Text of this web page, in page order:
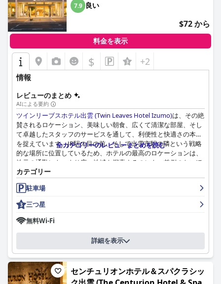
客室は一貫して清潔で快適、かつ効率的に設計されており、モダ
ンなアメニティと実用的なレイアウトが特徴です。客室の清潔さ
に関する肯定的なフィードバックは、温泉やサウナなどの共用エ
リアや施設にも及んでいます。部屋の広さは様々で、温度調節が
難しいと感じるゲストもいましたが、全体的な滞在は快適で過ご
しやすいものとなっています。
ドーミーイン出雲のスタッフは、礼儀正しさ、陽気さ、プロ意識
に特徴づけられる、その卓越したサービスで頻繁に賞賛されてい
ます。忙しい時期でも、スタッフはゲストのニーズに効率的かつ
温かく対応しています。コミュニケーションに関するいくつかの
小さな問題も指摘されていますが、フレンドリーで思いやりがあ
り、親切なスタッフのおかげで、全体的な印象は非常に好意的で
す。
ホテルでは信頼性の高い無料Wi-Fiを提供しており、そのシームレ
スな接続性が評価されています。駐車場は利用可能ですが、数が
限られており、駐車場料金が比較的高いと感じるゲストもいま
す。駐車スペースを見つけるのが難しい場合もありますが、構造
化されたサービスとロケーションの利便性が評価されています。
ホテルのベッドは、一般的に硬さと快適さで肯定的なフィードバ
硬めのソファベッドはあまり好評ではありませんでした。枕に関
する評価はまちまちで、種類と品質の改善が必要であることを示
全体として、ドーミーイン出雲は、清潔で快適な宿泊施設、行き
届いたアメニティ、卓越したサービスの組み合わせにより、優れ
た価値を提供しており、出雲でのビジネス旅行者や予算に優しい
7.9 良い
$72 から
料金を表示
$ +2
情報
レビューのまとめ
AIによる要約
ツインリーブスホテル出雲 (Twin Leaves Hotel Izumo)は、その絶
賛されるロケーション、美味しい朝食、広くて清潔な部屋、そし
て卓越したスタッフのサービスを通して、利便性と快適さの本質
を捉えています。JR駅の目の前、そして出雲市駅の隣という戦略
的な場所に位置しているため、ホテルの最高のロケーションは、
地元の通勤にも、より広い地域を探索するのにも、前例のないほ
どの容易さを提供します。ショッピングエリア、食事のオプショ
ン、そして近くのコンビニエンスストアへの近さは、その魅力を
さらに高め、有名な出雲大社を訪れたい旅行者にとって理想的な
場所となっています。
ホテルの朝食は、そのバラエティと品質で際立っており、日本料
理と西洋料理の両方を取り揃えたバイキング形式のビュッフェ
は、ゲストが美味しく満足できると感じています。繰り返しに関
するいくつかのコメントがあるにもかかわらず、全体的な印象と
しては、朝食は美味しく、バラエティに富んでいます。
部屋の品質はもう一つのハイライトであり、ゲストは宿泊施設の
全カテゴリーのレビューまとめを読む
カテゴリー
駐車場
三つ星
無料Wi-Fi
詳細を表示
センチュリオンホテル＆スパクラシッ